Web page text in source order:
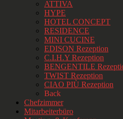
ATTIVA
HYPE
HOTEL CONCEPT
RESIDENCE
MINI CUCINE
EDISON Rezeption
C.I.H.Y Rezeption
BENGENTILE
TWIST Rezeption
CIAO PIÙ Rezeption
Back
Chefzimmer
Mitarbeiterbüro